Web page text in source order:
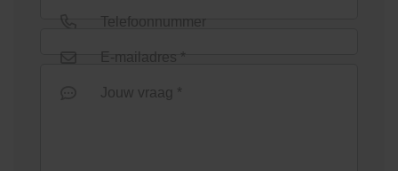
Telefoonnummer
E-mailadres *
Jouw vraag *